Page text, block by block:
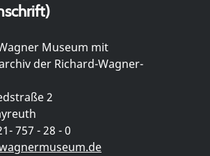
Museum mit
der Richard-Wagner-
2
757 - 28 - 0